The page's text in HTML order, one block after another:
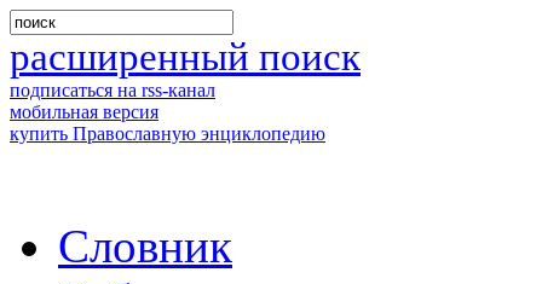
расширенный поиск
подписаться на rss-канал
мобильная версия
купить Православную энциклопедию
Словник